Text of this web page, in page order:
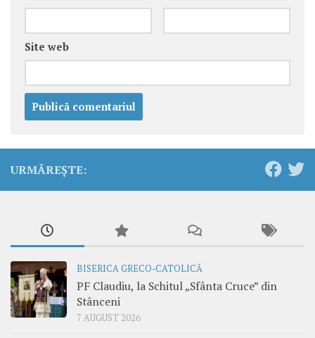
Site web
URMĂREȘTE:
BISERICA GRECO-CATOLICĂ
PF Claudiu, la Schitul „Sfânta Cruce” din
Stânceni
7 AUGUST 2026